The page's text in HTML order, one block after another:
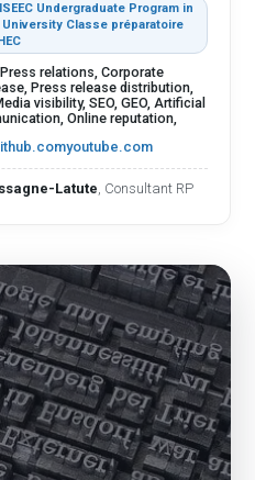
Undergraduate Program in
Classe préparatoire
Press relations, Corporate
Press release distribution,
visibility, SEO, GEO, Artificial
Online reputation,
youtube.com
Latute, Consultant RP